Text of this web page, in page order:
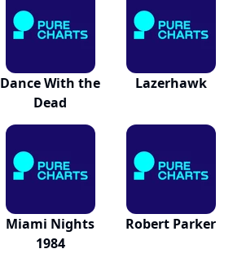
Dance With the
Dead
Lazerhawk
Miami Nights
1984
Robert Parker